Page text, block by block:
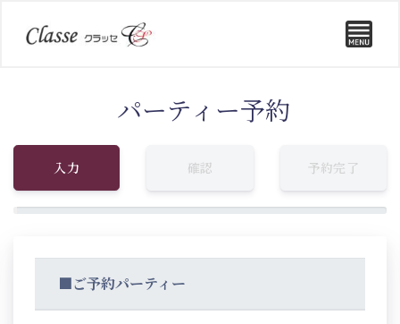
パーティー予約
入力 確認 予約完了
■ご予約パーティー